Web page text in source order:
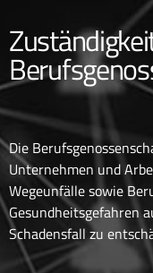
Die
Unternehmen und
Wegeunfälle sowie
Gesundheitsgefahren
Schadensfall zu